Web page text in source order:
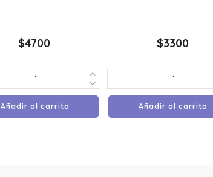
$4700
Añadir al carrito
$3300
Añadir al carrito